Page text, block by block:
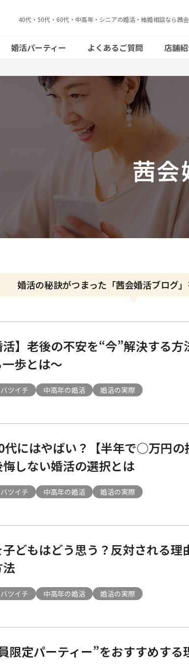
40代・50代・60代・中高年・シニアの婚活・結婚相談なら茜会
会員さまの声
ご活動の流れ
婚活パーティー よくあるご質問 店舗
おとな恋コラム
Facebookで見
茜会
婚活の秘訣がつまった 「茜会婚活ブログ
活】老後の不安を“今”解決する
歩とは～
バツイチ 中高年の婚活
婚活の実際
代にはやばい？【半年で○万円の
しない婚活の選択とは
バツイチ 中高年の婚活
婚活の実際
どもはどう思う？反対される理
バツイチ 中高年の婚活
婚活の実際
限定パーティー”をおすすめする
会
ル